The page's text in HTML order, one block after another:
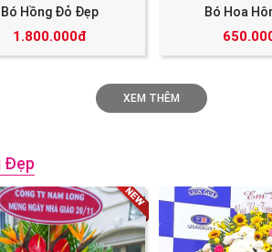
Bó Hồng Đỏ Đẹp
1.800.000đ
Bó Hoa
XEM THÊM
Đẹp